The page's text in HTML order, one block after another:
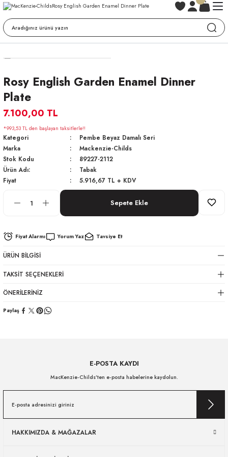
Rosy English Garden Enamel Dinner
Plate
7.100,00 TL
*993,53 TL den başlayan taksitlerle!!
Kategori
Pembe Beyaz Damalı Seri
Marka
Mackenzie-Childs
Stok Kodu
89227-2112
Ürün Adı:
Tabak
Fiyat
5.916,67 TL + KDV
Sepete Ekle
Fiyat Alarmı Yorum Yaz Tavsiye Et
ÜRÜN BILGISI
TAKSIT SEÇENEKLERI
ÖNERILERINIZ
Paylaş
E-POSTA KAYDI
MacKenzie-Childs’ten e-posta habelerine kaydolun.
HAKKIMIZDA & MAĞAZALAR